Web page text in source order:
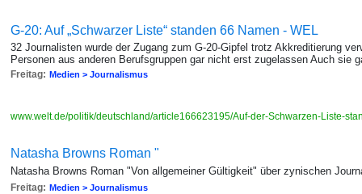
G-20: Auf „Schwarzer Liste“ standen 66 Namen - WEL
32 Journalisten wurde der Zugang zum G-20-Gipfel trotz Akkreditierung
Personen aus anderen Berufsgruppen gar nicht erst zugelassen Auch sie
Freitag: Medien > Journalismus
www.welt.de/politik/deutschland/article166623195/Auf-der-Schwarzen-Liste-
Natasha Browns Roman "
Natasha Browns Roman "Von allgemeiner Gültigkeit" über zynischen
Freitag: Medien > Journalismus